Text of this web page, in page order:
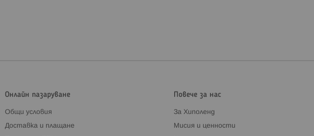
Онлайн пазаруване
Общи условия
Доставка и плащане
Повече за нас
За Хиполенд
Мисия и ценности